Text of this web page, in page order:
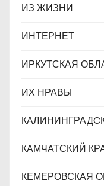
ИЗ ЖИЗНИ
ИНТЕРНЕТ
ИРКУТСКАЯ
ИХ НРАВЫ
КАМЧАТСКИЙ
КЕМЕРОВСКАЯ